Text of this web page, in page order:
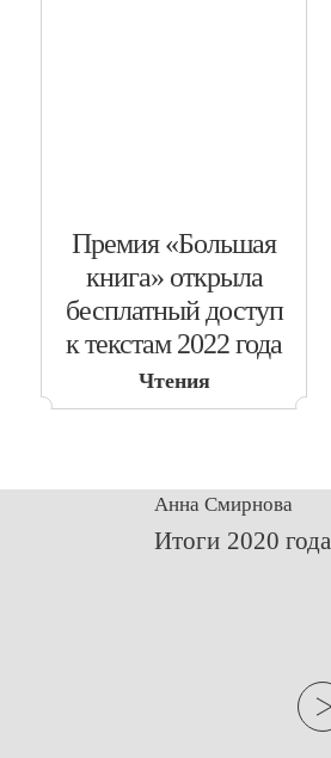
​Премия «Большая
книга» открыла
бесплатный доступ
к текстам 2022 года
Чтения
Анна Смирнова
Итоги 2020 года